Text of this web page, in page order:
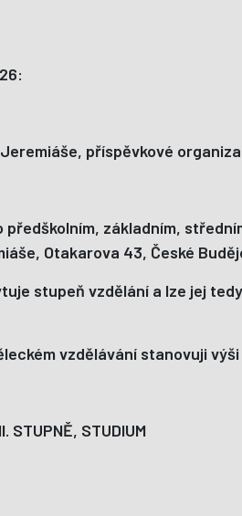
příspěvkové
předškolním, základním,
Otakarova 43, České
stupeň vzdělání a lze jej
vzdělávání stanovuji
STUPNĚ, STUDIUM